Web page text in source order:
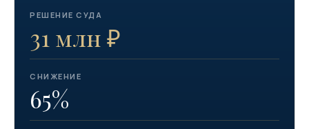
РЕШЕНИЕ СУДА
31 млн ₽
СНИЖЕНИЕ
65%